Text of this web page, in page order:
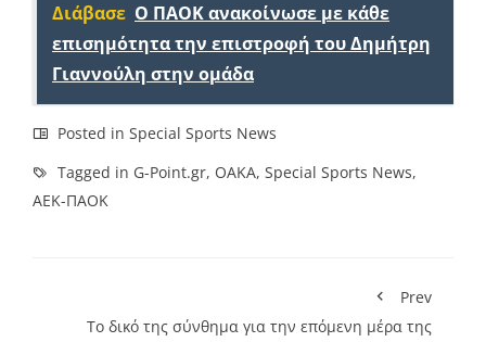
Διάβασε Ο ΠΑΟΚ ανακοίνωσε με κάθε
επισημότητα την επιστροφή του Δημήτρη
Γιαννούλη στην ομάδα
Posted in Special Sports News
Tagged in G-Point.gr, ΟΑΚΑ, Special Sports News,
ΑΕΚ-ΠΑΟΚ
Prev
Το δικό της σύνθημα για την επόμενη μέρα της